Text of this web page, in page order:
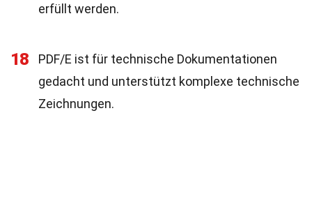
erfüllt werden.
18
PDF/E ist für technische Dokumentationen
gedacht und unterstützt komplexe technische
Zeichnungen.